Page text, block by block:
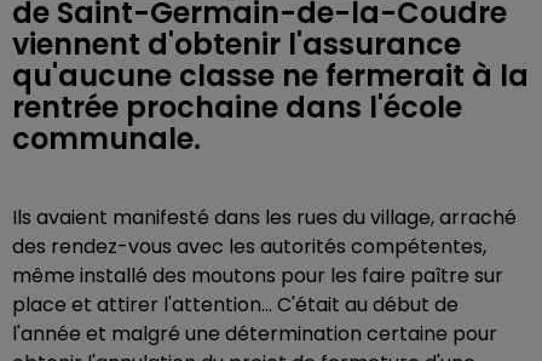
de Saint-Germain-de-la-Coudre
viennent d'obtenir l'assurance
qu'aucune classe ne fermerait à la
rentrée prochaine dans l'école
communale.
Ils avaient manifesté dans les rues du village, arraché
des rendez-vous avec les autorités compétentes,
même installé des moutons pour les faire paître sur
place et attirer l'attention... C'était au début de
l'année et malgré une détermination certaine pour